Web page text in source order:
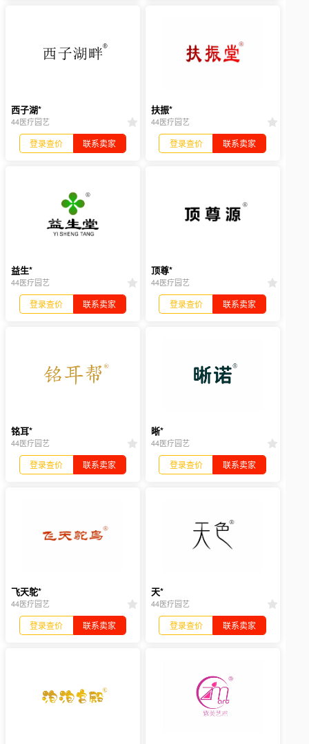
西子湖*
44医疗园艺
登录查价 联系卖家
扶振*
44医疗园艺
登录查价 联系卖家
益生*
44医疗园艺
登录查价 联系卖家
顶尊*
44医疗园艺
登录查价 联系卖家
铭耳*
44医疗园艺
登录查价 联系卖家
晰*
44医疗园艺
登录查价 联系卖家
飞天鸵*
44医疗园艺
登录查价 联系卖家
天*
44医疗园艺
登录查价 联系卖家